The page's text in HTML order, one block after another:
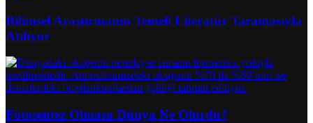
Bilimsel Araştırmanın Temeli Literatür Taramasıyla
Atılıyor
Fotosentez Olmasa Dünya Ne Olurdu?